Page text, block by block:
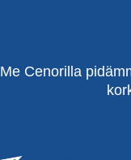
Me Cenorilla